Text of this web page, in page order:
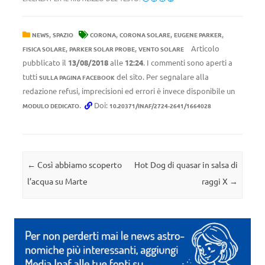
NEWS, SPAZIO CORONA, CORONA SOLARE, EUGENE PARKER,
FISICA SOLARE, PARKER SOLAR PROBE, VENTO SOLARE
Articolo
pubblicato il 13/08/2018alle 12:24. I commenti sono aperti a
tutti SULLA PAGINA FACEBOOK del sito. Per segnalare alla
redazione refusi, imprecisioni ed errori è invece disponibile un
MODULO DEDICATO. Doi: 10.20371/INAF/2724-2641/1664028
Navigazione articolo
← Così abbiamo scoperto
l’acqua su Marte
Hot Dog di quasar in salsa di
raggi X →